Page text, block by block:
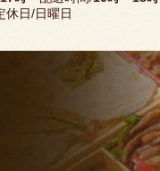
休日/日曜日
種類から選ぶ